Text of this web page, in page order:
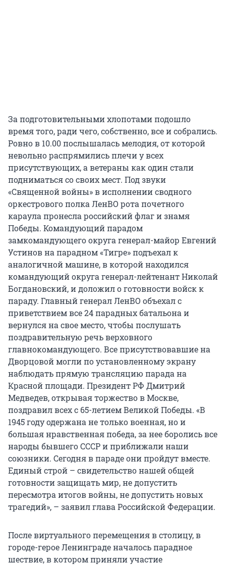
За подготовительными хлопотами подошло
время того, ради чего, собственно, все и собрались.
Ровно в 10.00 послышалась мелодия, от которой
невольно распрямились плечи у всех
присутствующих, а ветераны как один стали
подниматься со своих мест. Под звуки
«Священной войны» в исполнении сводного
оркестрового полка ЛенВО рота почетного
караула пронесла российский флаг и знамя
Победы. Командующий парадом
замкомандующего округа генерал-майор Евгений
Устинов на парадном «Тигре» подъехал к
аналогичной машине, в которой находился
командующий округа генерал-лейтенант Николай
Богдановский, и доложил о готовности войск к
параду. Главный генерал ЛенВО объехал с
приветствием все 24 парадных батальона и
вернулся на свое место, чтобы послушать
поздравительную речь верховного
главнокомандующего. Все присутствовавшие на
Дворцовой могли по установленному экрану
наблюдать прямую трансляцию парада на
Красной площади. Президент РФ Дмитрий
Медведев, открывая торжество в Москве,
поздравил всех с 65-летием Великой Победы. «В
1945 году одержана не только военная, но и
большая нравственная победа, за нее боролись все
народы бывшего СССР и приближали наши
союзники. Сегодня в параде они пройдут вместе.
Единый строй – свидетельство нашей общей
готовности защищать мир, не допустить
пересмотра итогов войны, не допустить новых
трагедий», – заявил глава Российской Федерации.
После виртуального перемещения в столицу, в
городе-герое Ленинграде началось парадное
шествие, в котором приняли участие